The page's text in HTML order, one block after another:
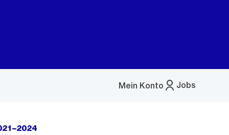
Jobs
Mein Konto
Menü